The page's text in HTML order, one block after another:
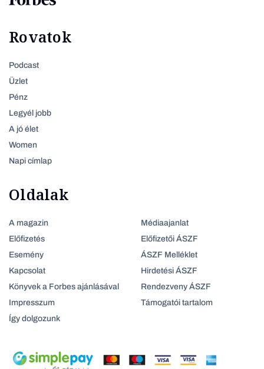
Rovatok
Podcast
Üzlet
Pénz
Legyél jobb
A jó élet
Women
Napi címlap
Oldalak
A magazin
Előfizetés
Esemény
Kapcsolat
Könyvek a Forbes ajánlásával
Impresszum
Így dolgozunk
Médiaajanlat
Előfizetői ÁSZF
ÁSZF Melléklet
Hirdetési ÁSZF
Rendezveny ÁSZF
Támogatói tartalom